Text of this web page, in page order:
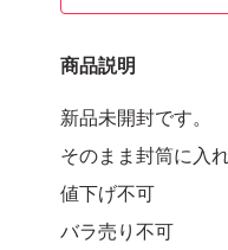
商品説明
新品未開封です。
そのまま封筒に入
値下げ不可
バラ売り不可